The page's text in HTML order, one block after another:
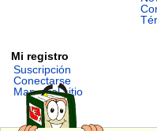
Mi registro
Suscripción
Conectarse
Mapa del sitio